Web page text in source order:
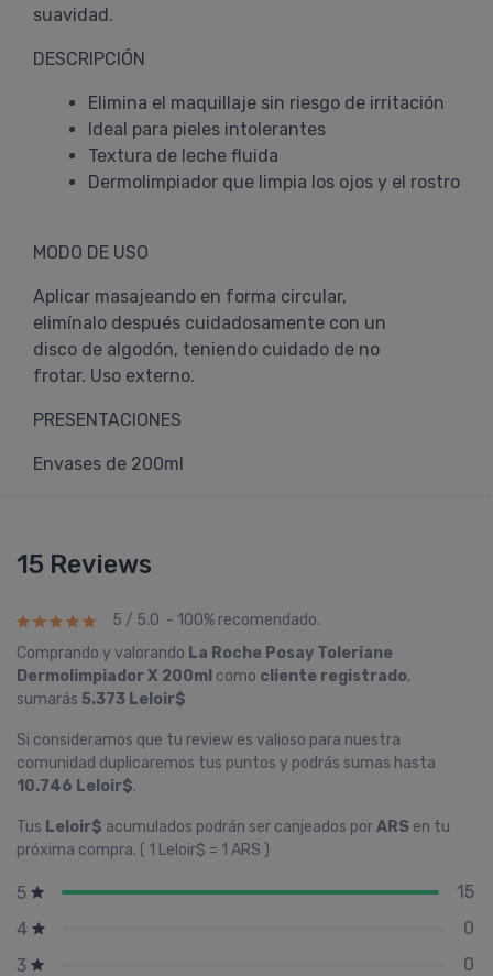
suavidad.
DESCRIPCIÓN
Elimina el maquillaje sin riesgo de irritación
Ideal para pieles intolerantes
Textura de leche fluida
Dermolimpiador que limpia los ojos y el rostro
MODO DE USO
Aplicar masajeando en forma circular,
elimínalo después cuidadosamente con un
disco de algodón, teniendo cuidado de no
frotar. Uso externo.
PRESENTACIONES
Envases de 200ml
15 Reviews
5 / 5.0 - 100% recomendado.
Comprando y valorando La Roche Posay Toleriane
Dermolimpiador X 200ml como cliente registrado,
sumarás 5.373 Leloir$
Si consideramos que tu review es valioso para nuestra
comunidad duplicaremos tus puntos y podrás sumas hasta
10.746 Leloir$.
Tus Leloir$ acumulados podrán ser canjeados porARS en tu
próxima compra. ( 1 Leloir$ = 1 ARS )
5
15
4
0
3
0